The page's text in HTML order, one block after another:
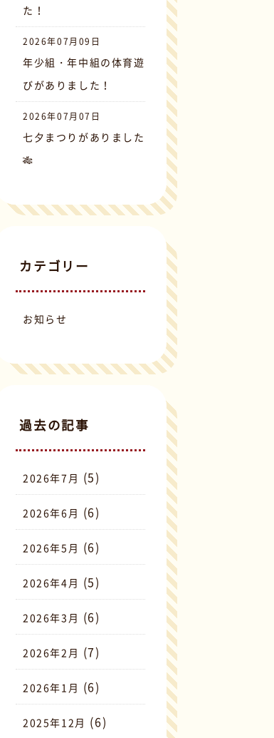
た！
2026年07月09日
年少組・年中組の体育遊
びがありました！
2026年07月07日
七夕まつりがありました
🎋
カテゴリー
お知らせ
過去の記事
2026年7月 (5)
2026年6月 (6)
2026年5月 (6)
2026年4月 (5)
2026年3月 (6)
2026年2月 (7)
2026年1月 (6)
2025年12月 (6)